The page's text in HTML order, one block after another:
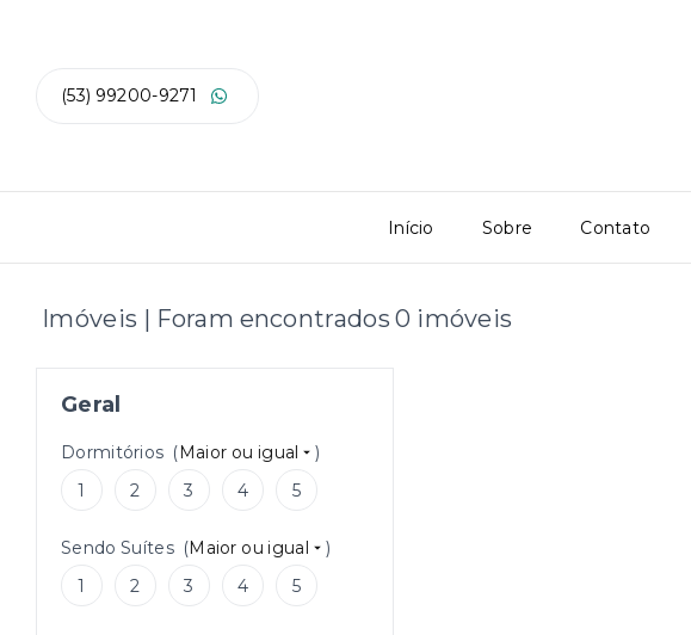
(53) 99200-9271
Início Sobre Contato
Imóveis | Foram encontrados 0 imóveis
Geral
Dormitórios (Maior ou igual
)
1
2 3 4 5
Sendo Suítes (Maior ou igual
)
1
2 3 4 5